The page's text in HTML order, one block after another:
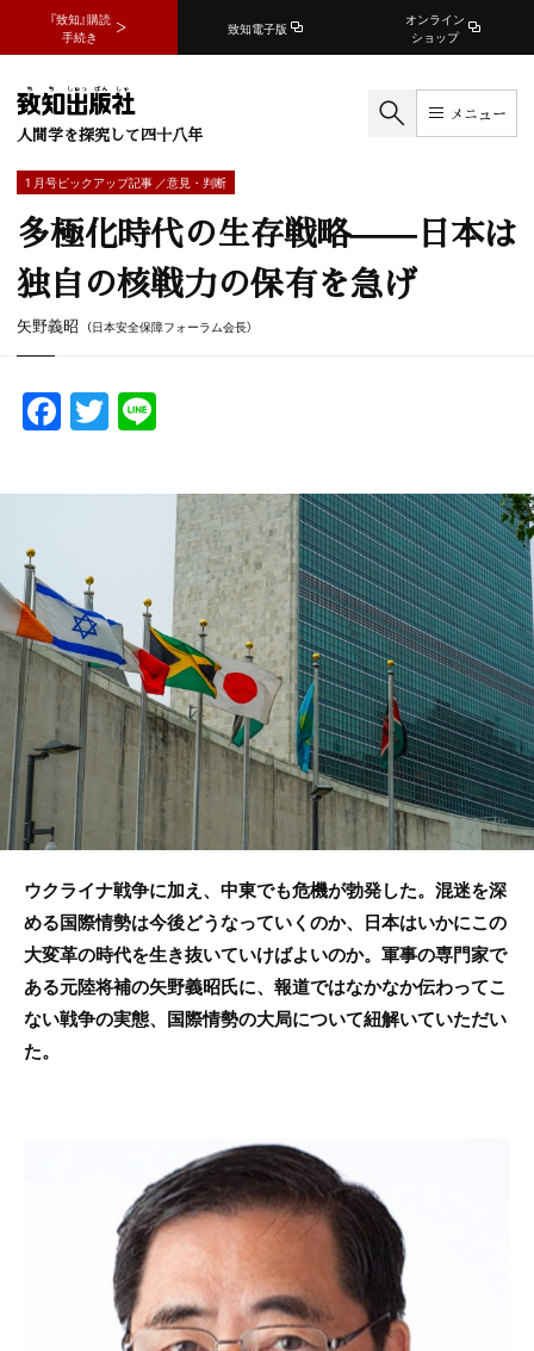
『致知』購読
手続き
致知電子版
オンライン
ショップ
人間学を探究して四十八年
メニュー
1 月号ピックアップ記事 ／意見・判断
多極化時代の生存戦略——日本は
独自の核戦力の保有を急げ
矢野義昭 （日本安全保障フォーラム会長）
F
a
c
o
o
k
T
w
itte
ウクライナ戦争に加え、中東でも危機が勃発した。混迷を深
める国際情勢は今後どうなっていくのか、日本はいかにこの
大変革の時代を生き抜いていけばよいのか。軍事の専門家で
ある元陸将補の矢野義昭氏に、報道ではなかなか伝わってこ
ない戦争の実態、国際情勢の大局について紐解いていただい
た。